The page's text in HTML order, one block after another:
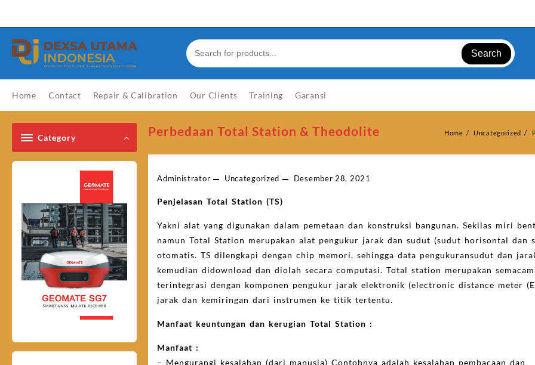
content
Search
Home Contact Repair & Calibration Our Clients Training Garansi
Category Perbedaan Total Station & Theodolite Home Uncategorized
Administrator Uncategorized Desember 28, 2021
Penjelasan Total Station (TS)
Yakni alat yang digunakan dalam pemetaan dan konstruksi bangunan. Sekilas miri
namun Total Station merupakan alat pengukur jarak dan sudut (sudut horisontal dan
otomatis. TS dilengkapi dengan chip memori, sehingga data pengukuransudut dan
kemudian didownload dan diolah secara computasi. Total station merupakan
terintegrasi dengan komponen pengukur jarak elektronik (electronic distance meter
jarak dan kemiringan dari instrumen ke titik tertentu.
Manfaat keuntungan dan kerugian Total Station :
Manfaat :
– Mengurangi kesalahan (dari manusia) Contohnya adalah kesalahan pembacaan dan